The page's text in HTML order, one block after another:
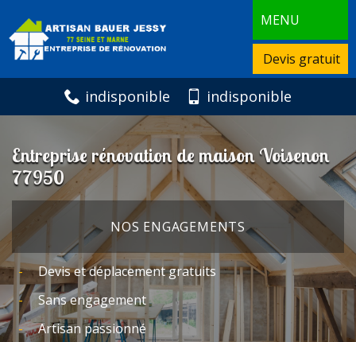
MENU
Devis gratuit
indisponible indisponible
Entreprise rénovation de maison Voisenon
77950
NOS ENGAGEMENTS
Devis et déplacement gratuits
Sans engagement
Artisan passionné